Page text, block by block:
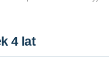
4 lat